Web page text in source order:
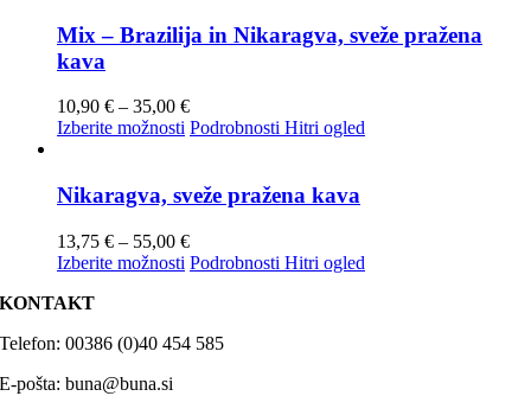
Mix – Brazilija in Nikaragva, sveže pražena
kava
10,90 € – 35,00 €Cenovni
razpon:
do
35,00 €
Izberite možnosti Ta
več
različic.
Možnosti
lahko
izberete
izdelka
Podrobnosti Hitri ogled
Nikaragva, sveže pražena kava
13,75 € – 55,00 €Cenovni
razpon:
55,00 €
Izberite možnosti Ta
različic.
Podrobnosti Hitri ogled
KONTAKT
Telefon: 00386 (0)40 454 585
E-pošta: buna@buna.si